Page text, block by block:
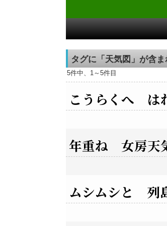
タグに「天気図」が含
5件中、1～5件目
こうらくへ は
年重ね 女房天
ムシムシと 列